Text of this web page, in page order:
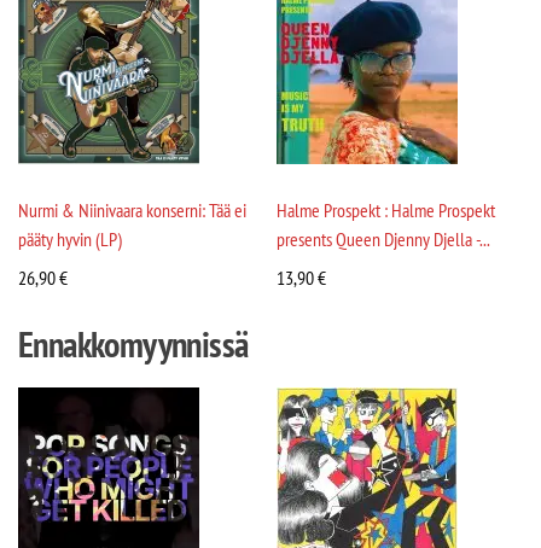
Nurmi & Niinivaara konserni: Tää ei
pääty hyvin (LP)
26,90€
Halme Prospekt : Halme Prospekt
presents Queen Djenny Djella -...
13,90€
Ennakkomyynnissä